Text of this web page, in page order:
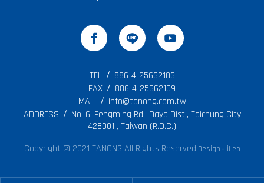
TEL
886-4-25662106
FAX
886-4-25662109
MAIL
info@tanong.com.tw
ADDRESS
No. 6, Fengming Rd., Daya Dist., Taichung City
428001 , Taiwan (R.O.C.)
Copyright © 2021 TANONG All Rights Reserved.Design ‧ iLeo